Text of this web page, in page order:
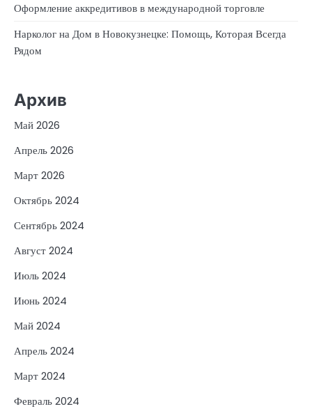
Оформление аккредитивов в международной торговле
Нарколог на Дом в Новокузнецке: Помощь, Которая Всегда
Рядом
Архив
Май 2026
Апрель 2026
Март 2026
Октябрь 2024
Сентябрь 2024
Август 2024
Июль 2024
Июнь 2024
Май 2024
Апрель 2024
Март 2024
Февраль 2024